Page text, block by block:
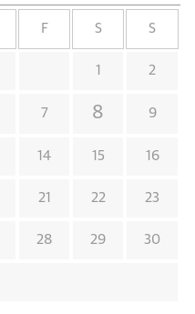
F S S
1 2
7 8 9
14 15 16
21 22 23
28 29 30